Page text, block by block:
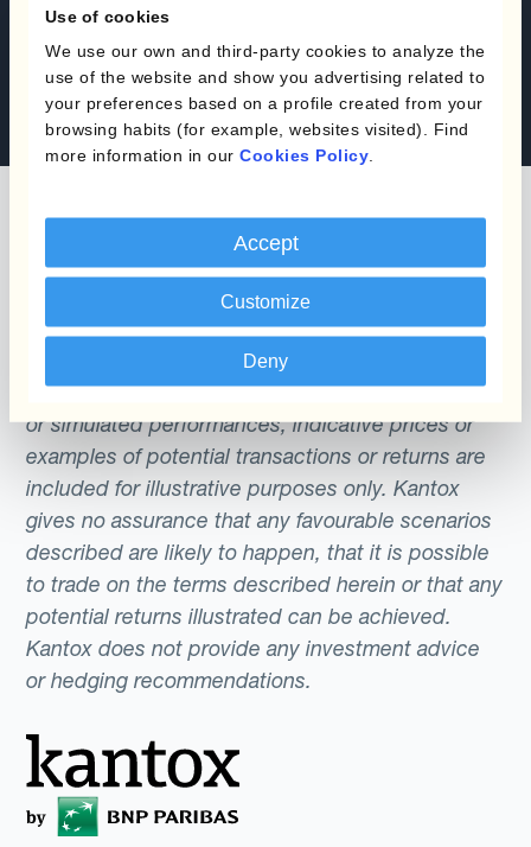
Use of cookies
We use our own and third-party cookies to analyze the
use of the website and show you advertising related to
your preferences based on a profile created from your
browsing habits (for example, websites visited). Find
more information in our Cookies Policy
Accept
Customize
Deny
Contáctanos
The content of this website does not constitute
an offer or a solicitation to engage in any trading
strategy or the purchase or sale of any financial
instrument. Any scenarios, assumptions, historical
or simulated performances, indicative prices or
examples of potential transactions or returns are
included for illustrative purposes only. Kantox
gives no assurance that any favourable scenarios
described are likely to happen, that it is possible
to trade on the terms described herein or that any
potential returns illustrated can be achieved.
Kantox does not provide any investment advice
or hedging recommendations.